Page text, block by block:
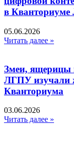
в
05.06.2026
Читать далее »
Змеи, ящерицы
ЛГПУ изучали
Кванториума
03.06.2026
Читать далее »